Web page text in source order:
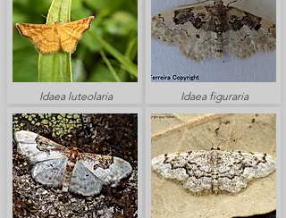
Idaea luteolaria Idaea figuraria